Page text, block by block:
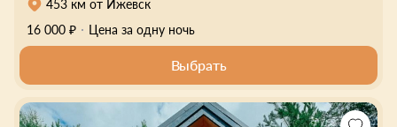
453 км от Ижевск
16 000 ₽
Цена за одну ночь
Выбрать